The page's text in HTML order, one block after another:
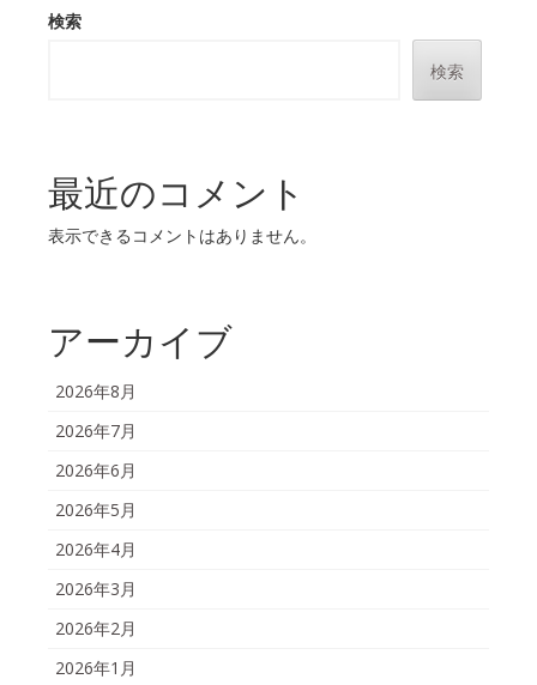
検索
検索
最近のコメント
表示できるコメントはありません。
アーカイブ
2026年8月
2026年7月
2026年6月
2026年5月
2026年4月
2026年3月
2026年2月
2026年1月